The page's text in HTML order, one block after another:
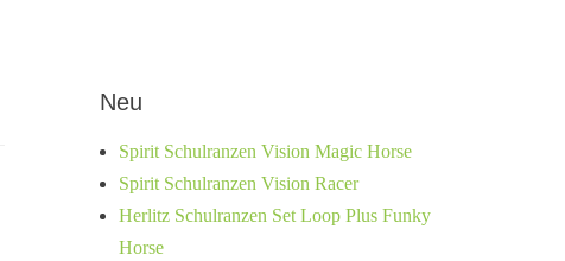
Neu
Spirit Schulranzen Vision Magic Horse
Spirit Schulranzen Vision Racer
Herlitz Schulranzen Set Loop Plus Funky
Horse